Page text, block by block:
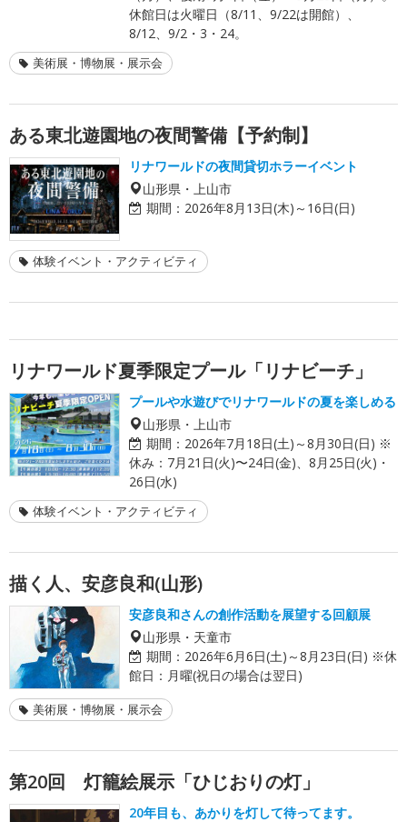
休館日は火曜日（8/11、9/22は開館）、
8/12、9/2・3・24。
美術展・博物展・展示会
ある東北遊園地の夜間警備【予約制】
リナワールドの夜間貸切ホラーイベント
山形県・上山市
期間： 2026年8月13日(木)～16日(日)
体験イベント・アクティビティ
リナワールド夏季限定プール「リナビーチ」
プールや水遊びでリナワールドの夏を楽しめる
山形県・上山市
期間： 2026年7月18日(土)～8月30日(日) ※
休み：7月21日(火)〜24日(金)、8月25日(火)・
26日(水)
体験イベント・アクティビティ
描く人、安彦良和(山形)
安彦良和さんの創作活動を展望する回顧展
山形県・天童市
期間： 2026年6月6日(土)～8月23日(日) ※休
館日：月曜(祝日の場合は翌日)
美術展・博物展・展示会
第20回 灯籠絵展示「ひじおりの灯」
20年目も、あかりを灯して待ってます。